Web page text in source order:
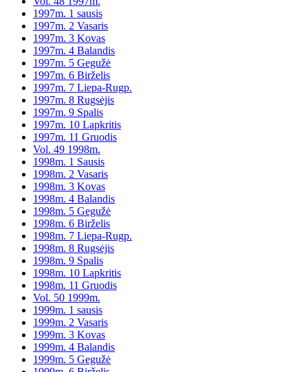
1997m. 1 sausis
1997m. 2 Vasaris
1997m. 3 Kovas
1997m. 4 Balandis
1997m. 5 Gegužė
1997m. 6 Birželis
1997m. 7 Liepa-Rugp.
1997m. 8 Rugsėjis
1997m. 9 Spalis
1997m. 10 Lapkritis
1997m. 11 Gruodis
Vol. 49 1998m.
1998m. 1 Sausis
1998m. 2 Vasaris
1998m. 3 Kovas
1998m. 4 Balandis
1998m. 5 Gegužė
1998m. 6 Birželis
1998m. 7 Liepa-Rugp.
1998m. 8 Rugsėjis
1998m. 9 Spalis
1998m. 10 Lapkritis
1998m. 11 Gruodis
Vol. 50 1999m.
1999m. 1 sausis
1999m. 2 Vasaris
1999m. 3 Kovas
1999m. 4 Balandis
1999m. 5 Gegužė